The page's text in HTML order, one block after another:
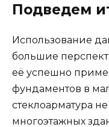
Подведем
Использование
большие
её успешно
фундаментов в
стеклоарматура
многоэтажных